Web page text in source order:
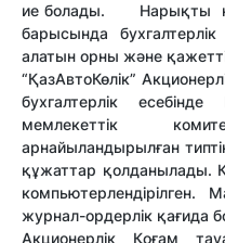
ие болады. Нарықты
барысында
алатын орны және
“ҚазАвтоКөлік”
бухгалтерлік
мемлекеттік
арнайыландырылған
құжаттар қолданылады.
компьютерлендірілген.
журнал-ордерлік қағида
Акционерлік Қоғам